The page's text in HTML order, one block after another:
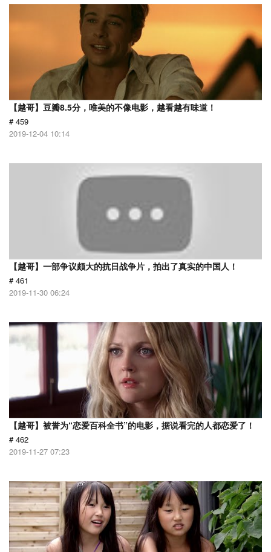
【越哥】豆瓣8.5分，唯美的不像电影，越看越有味道！
# 459
2019-12-04 10:14
【越哥】一部争议颇大的抗日战争片，拍出了真实的中国人！
# 461
2019-11-30 06:24
【越哥】被誉为“恋爱百科全书”的电影，据说看完的人都恋爱了！
# 462
2019-11-27 07:23